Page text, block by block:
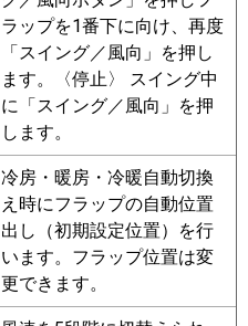
ラップを1番下に向け、再度
「スイング／風向」を押し
ます。〈停止〉 スイング中
に「スイング／風向」を押
します。
冷房・暖房・冷暖自動切換
え時にフラップの自動位置
出し（初期設定位置）を行
います。フラップ位置は変
更できます。